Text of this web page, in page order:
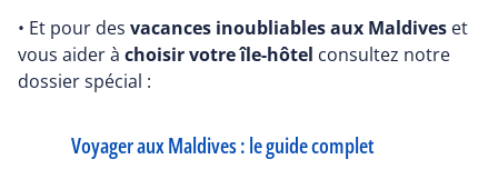
• Et pour des vacances inoubliables aux Maldives et
vous aider à choisir votre île-hôtel consultez notre
dossier spécial :
Voyager aux Maldives : le guide complet